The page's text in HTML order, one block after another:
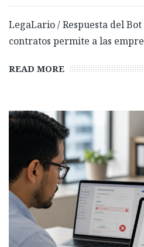
LegaLario / Respuesta del
contratos permite a las
READ MORE